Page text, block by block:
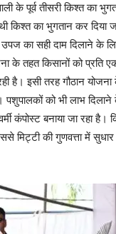
के पूर्व तीसरी किश्त का
किश्त का भुगतान कर दिया
का सही दाम दिलाने के
के तहत किसानों को प्रति
है। इसी तरह गौठान
पशुपालकों को भी लाभ
कंपोस्ट बनाया जा रहा
मिट्टी की गुणवत्ता में